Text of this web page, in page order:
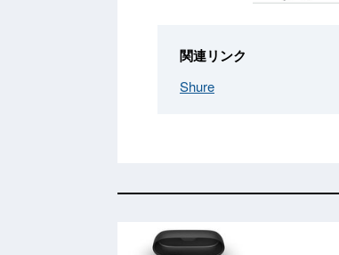
関連リンク
Shure